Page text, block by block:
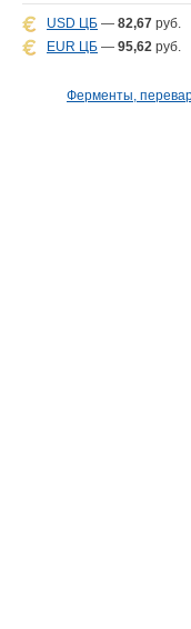
USD ЦБ — 82,67 руб.
EUR ЦБ — 95,62 руб.
Ферменты,